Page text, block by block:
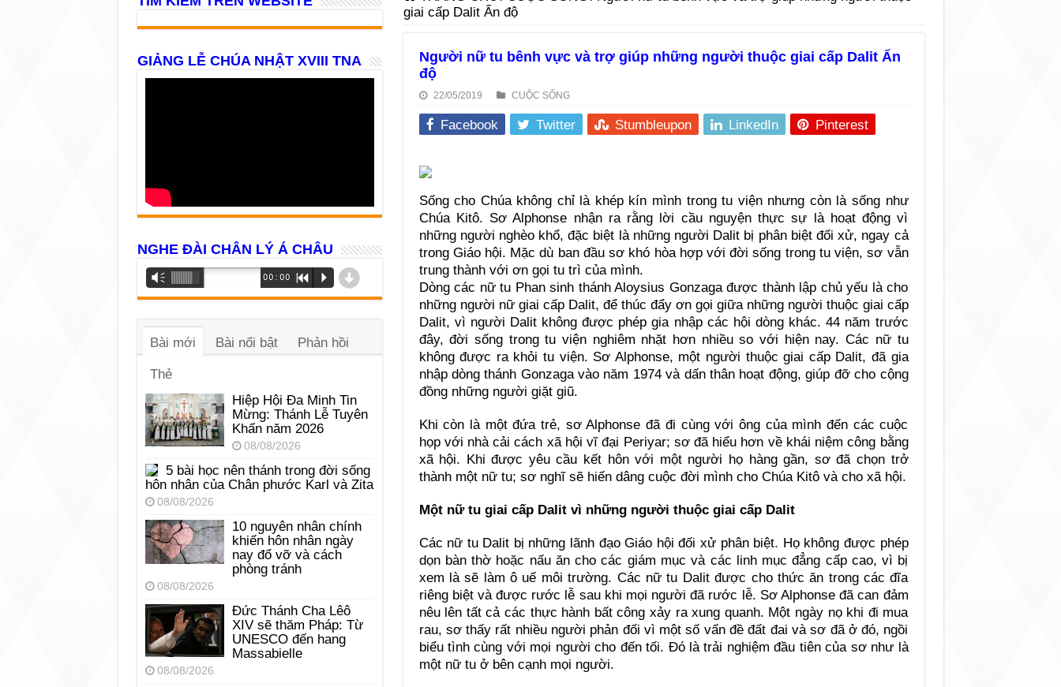
giai cấp Dalit Ấn độ
Người nữ tu bênh vực và trợ giúp những người thuộc giai cấp Dalit Ấn
độ
22/05/2019 CUỘC SỐNG
Facebook Twitter Stumbleupon LinkedIn Pinterest
Sống cho Chúa không chỉ là khép kín mình trong tu viện nhưng còn là sống như
Chúa Kitô. Sơ Alphonse nhận ra rằng lời cầu nguyện thực sự là hoạt động vì
những người nghèo khổ, đặc biệt là những người Dalit bị phân biệt đối xử, ngay cả
trong Giáo hội. Mặc dù ban đầu sơ khó hòa hợp với đời sống trong tu viện, sơ vẫn
trung thành với ơn gọi tu trì của mình.
Dòng các nữ tu Phan sinh thánh Aloysius Gonzaga được thành lập chủ yếu là cho
những người nữ giai cấp Dalit, để thúc đẩy ơn gọi giữa những người thuộc giai cấp
Dalit, vì người Dalit không được phép gia nhập các hội dòng khác. 44 năm trước
đây, đời sống trong tu viện nghiêm nhặt hơn nhiều so với hiện nay. Các nữ tu
không được ra khỏi tu viện. Sơ Alphonse, một người thuộc giai cấp Dalit, đã gia
nhập dòng thánh Gonzaga vào năm 1974 và dấn thân hoạt động, giúp đỡ cho cộng
đồng những người giặt giũ.
Khi còn là một đứa trẻ, sơ Alphonse đã đi cùng với ông của mình đến các cuộc
họp với nhà cải cách xã hội vĩ đại Periyar; sơ đã hiểu hơn về khái niệm công bằng
xã hội. Khi được yêu cầu kết hôn với một người họ hàng gần, sơ đã chọn trở
thành một nữ tu; sơ nghĩ sẽ hiến dâng cuộc đời mình cho Chúa Kitô và cho xã hội.
Một nữ tu giai cấp Dalit vì những người thuộc giai cấp Dalit
Các nữ tu Dalit bị những lãnh đạo Giáo hội đối xử phân biệt. Họ không được phép
dọn bàn thờ hoặc nấu ăn cho các giám mục và các linh mục đẳng cấp cao, vì bị
xem là sẽ làm ô uế môi trường. Các nữ tu Dalit được cho thức ăn trong các đĩa
riêng biệt và được rước lễ sau khi mọi người đã rước lễ. Sơ Alphonse đã can đảm
nêu lên tất cả các thực hành bất công xảy ra xung quanh. Một ngày nọ khi đi mua
rau, sơ thấy rất nhiều người phản đối vì một số vấn đề đất đai và sơ đã ở đó, ngồi
biểu tình cùng với mọi người cho đến tối. Đó là trải nghiệm đầu tiên của sơ như là
một nữ tu ở bên cạnh mọi người.
GIẢNG LỄ CHÚA NHẬT XVIII TNA
NGHE ĐÀI CHÂN LÝ Á CHÂU
Trình
phát
âm
Vm 00:00 R P d
Bài mới Bài nổi bật Phản hồi
Thẻ
Hiệp Hội Đa Minh Tin
Mừng: Thánh Lễ Tuyên
Khấn năm 2026
08/08/2026
5 bài học nên thánh trong đời sống
hôn nhân của Chân phước Karl và Zita
08/08/2026
10 nguyên nhân chính
khiến hôn nhân ngày
nay đổ vỡ và cách
phòng tránh
08/08/2026
Đức Thánh Cha Lêô
XIV sẽ thăm Pháp: Từ
UNESCO đến hang
Massabielle
08/08/2026